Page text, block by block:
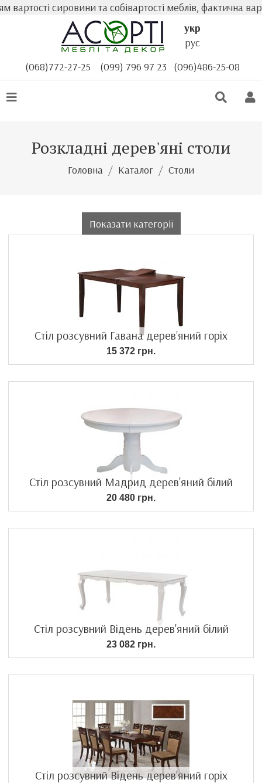
сировини та собівартості меблів, фактична
укр
рус
(068)772-27-25
(099) 796 97 23 (096)486-25-08
Розкладні дерев'яні столи
Головна Каталог Столи
Показати категорії
Стіл розсувний Гавана дерев'яний горіх
15 372 грн.
Стіл розсувний Мадрид дерев'яний білий
20 480 грн.
Стіл розсувний Відень дерев'яний білий
23 082 грн.
Стіл розсувний Відень дерев'яний горіх